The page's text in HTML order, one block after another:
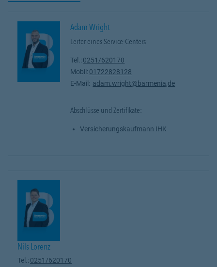
Adam Wright
Leiter eines Service-Centers
Tel.: 0251/620170
Mobil: 01722828128
E-Mail: adam.wright@barmenia,de
Abschlüsse und Zertifikate:
Versicherungskaufmann IHK
Nils Lorenz
Tel.: 0251/620170